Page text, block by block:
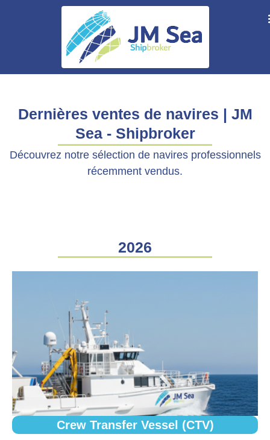
Dernières ventes de navires | JM
Sea - Shipbroker
Découvrez notre sélection de navires professionnels
récemment vendus.
2026
Crew Transfer Vessel (CTV)